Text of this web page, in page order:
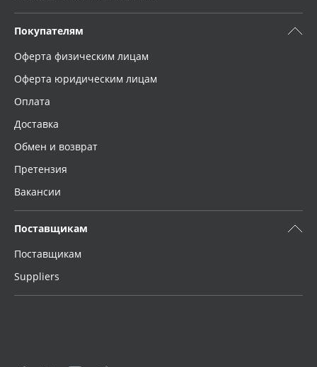
Покупателям
Оферта физическим лицам
Оферта юридическим лицам
Оплата
Доставка
Обмен и возврат
Претензия
Вакансии
Поставщикам
Поставщикам
Suppliers